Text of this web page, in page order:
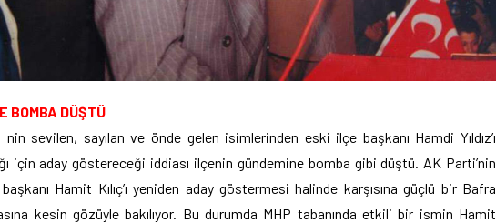
BOMBA DÜŞTÜ
nin sevilen, sayılan ve önde gelen isimlerinden eski ilçe başkanı Hamdi Yıldız’ı
için aday göstereceği iddiası ilçenin gündemine bomba gibi düştü. AK Parti’nin
Hamit Kılıç’ı yeniden aday göstermesi halinde karşısına güçlü bir Bafra
kesin gözüyle bakılıyor. Bu durumda MHP tabanında etkili bir ismin Hamit